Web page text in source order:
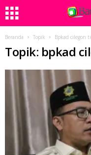
Beranda Topik Bpkad cilegon
Topik: bpkad